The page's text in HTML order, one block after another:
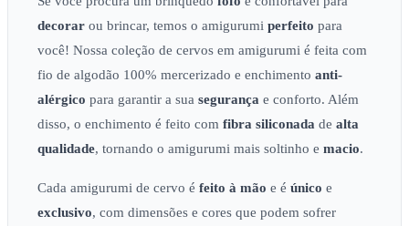
decorar ou brincar, temos o amigurumi perfeito para
você! Nossa coleção de cervos em amigurumi é feita com
fio de algodão 100% mercerizado e enchimento anti-
alérgico para garantir a sua segurança e conforto. Além
disso, o enchimento é feito com fibra siliconada de alta
qualidade, tornando o amigurumi mais soltinho e macio.
Cada amigurumi de cervo é feito à mão e é único e
exclusivo, com dimensões e cores que podem sofrer